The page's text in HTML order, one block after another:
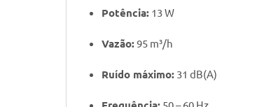
Potência: 13 W
Vazão:95 m³/h
Ruído máximo: 31 dB(A)
50 – 60 Hz